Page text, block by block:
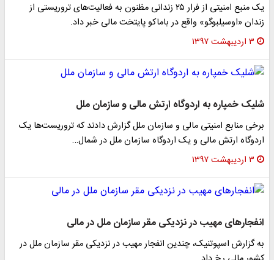
یک منبع امنیتی از فرار ۲۵ زندانی مظنون به فعالیت‌های تروریستی از
زندان «اوسیلبوگو» واقع در باماکو پایتخت مالی خبر داد.
۳ اردیبهشت ۱۳۹۷
شلیک خمپاره به اردوگاه ارتش مالی و سازمان ملل
برخی منابع امنیتی مالی و سازمان ملل گزارش دادند که تروریست‌ها یک
اردوگاه ارتش مالی و یک اردوگاه سازمان ملل در شمال…
۳ اردیبهشت ۱۳۹۷
انفجار‌های مهیب در نزدیکی مقر سازمان‌ ملل در مالی
به گزارش اسپوتنیک، چندین انفجار مهیب در نزدیکی مقر سازمان ملل در